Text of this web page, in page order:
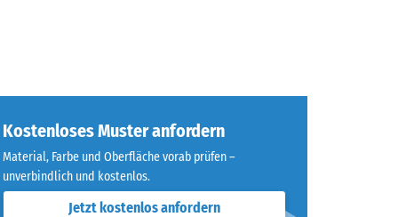
Kostenloses Muster anfordern
Material, Farbe und Oberfläche vorab prüfen –
unverbindlich und kostenlos.
Jetzt kostenlos anfordern